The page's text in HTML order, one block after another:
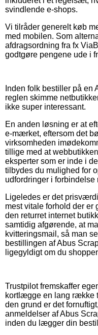
svindlende e-shops.
Vi tilråder generelt køb
med mobilen. Som
afdragsordning fra fx
godtgøre pengene ude i
Inden folk bestiller på en
reglen skimme
ikke super interessant.
En anden løsning er at
e-mærket, eftersom det
virksomheden
tillige med at
eksperter som er inde i
tilbydes du mulighed for
udfordringer i forbindelse
Ligeledes er det
mest vitale forhold der er
den returret internet
samtidig afgørende, at
kvitteringsmail, så man
bestillingen af Abus
ligegyldigt om du
Trustpilot fremskaffer
kortlægge en lang række
den grund er det
anmeldelser af Abus
inden du lægger din